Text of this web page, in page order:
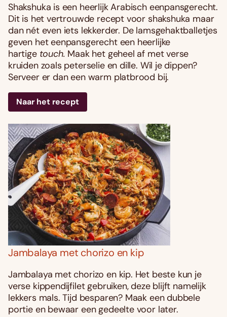
Shakshuka is een heerlijk Arabisch eenpansgerecht.
Dit is het vertrouwde recept voor shakshuka maar
dan nét even iets lekkerder. De lamsgehaktballetjes
geven het eenpansgerecht een heerlijke
hartige touch. Maak het geheel af met verse
kruiden zoals peterselie en dille. Wil je dippen?
Serveer er dan een warm platbrood bij.
Naar het recept
Jambalaya met chorizo en kip
Jambalaya met chorizo en kip. Het beste kun je
verse kippendijfilet gebruiken, deze blijft namelijk
lekkers mals. Tijd besparen? Maak een dubbele
portie en bewaar een gedeelte voor later.